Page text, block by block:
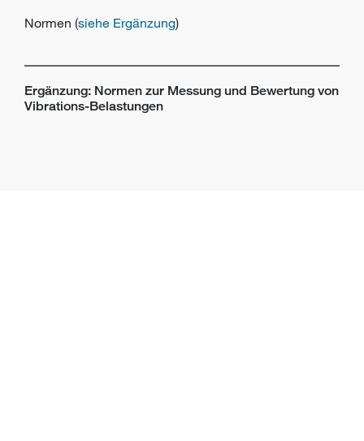
Normen (siehe Ergänzung)
Ergänzung: Normen zur Messung und Bewertung von
Vibrations-Belastungen